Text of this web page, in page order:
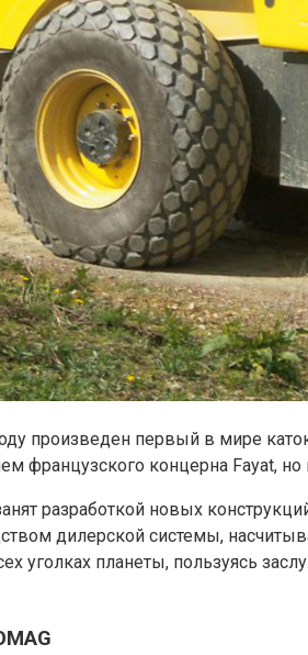
произведен первый в мире
французского концерна
разработкой новых
дилерской системы,
уголках планеты, пользуясь